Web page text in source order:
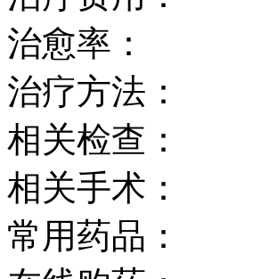
治愈率：
治疗方法：
相关检查：
相关手术：
常用药品：